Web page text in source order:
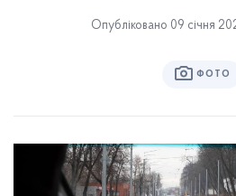
Опубліковано 09 січня
ФОТО